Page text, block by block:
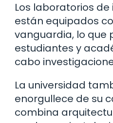
Los laboratorios
están equipados
vanguardia, lo que
estudiantes y
cabo
La universidad
enorgullece de su
combina